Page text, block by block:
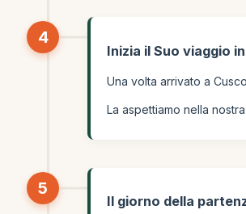
4
Inizia il Suo viaggio
Una volta arrivato a
La aspettiamo nella
5
Il giorno della